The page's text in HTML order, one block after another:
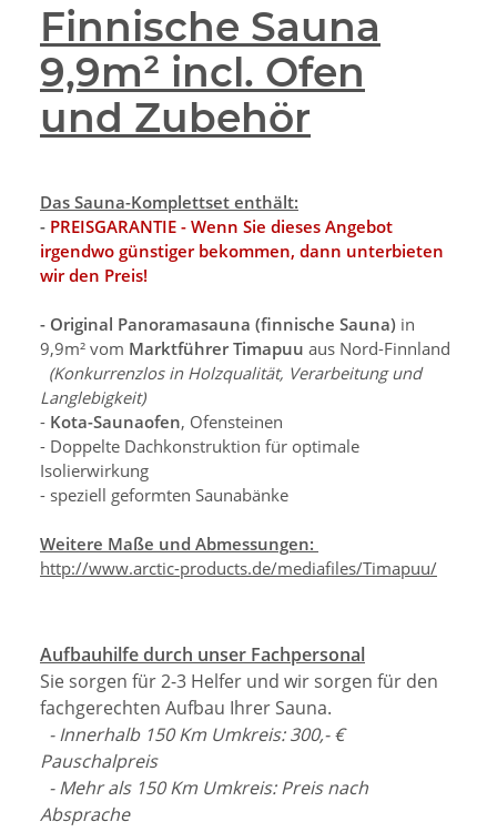
Finnische Sauna
9,9m² incl. Ofen
und Zubehör
Das Sauna-Komplettset enthält:
- PREISGARANTIE - Wenn Sie dieses Angebot
irgendwo günstiger bekommen, dann unterbieten
wir den Preis!
- Original Panoramasauna (finnische Sauna) in
9,9m² vom Marktführer Timapuu aus Nord-Finnland
(Konkurrenzlos in Holzqualität, Verarbeitung und
Langlebigkeit)
- Kota-Saunaofen, Ofensteinen
- Doppelte Dachkonstruktion für optimale
Isolierwirkung
- speziell geformten Saunabänke
Weitere Maße und Abmessungen:
http://www.arctic-products.de/mediafiles/Timapuu/
Aufbauhilfe durch unser Fachpersonal
Sie sorgen für 2-3 Helfer und wir sorgen für den
fachgerechten Aufbau Ihrer Sauna.
- Innerhalb 150 Km Umkreis: 300,- €
Pauschalpreis
- Mehr als 150 Km Umkreis: Preis nach
Absprache